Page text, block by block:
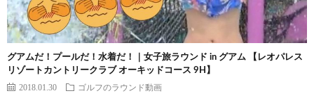
グアムだ！プールだ！水着だ！｜女子旅ラウンド in グアム 【レオパレス
リゾートカントリークラブ オーキッドコース 9H】
2018.01.30 ゴルフのラウンド動画